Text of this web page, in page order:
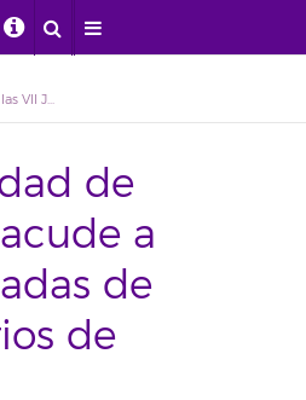
La Universidad de La Laguna acude a las VII Jornadas de Observatorios de Empleo Universitario
de
a
de
de